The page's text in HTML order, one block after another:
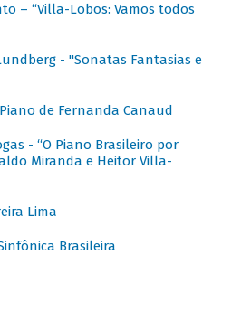
– “Villa-Lobos: Vamos todos
- "Sonatas Fantasias e
de Fernanda Canaud
- “O Piano Brasileiro por
Miranda e Heitor Villa-
Lima
Brasileira